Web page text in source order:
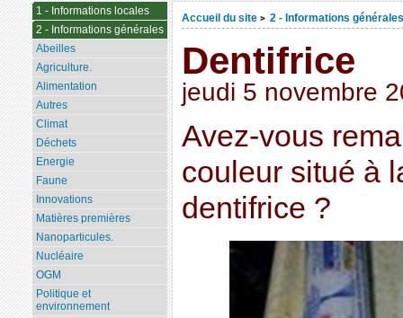
Accueil du site > 2 - Informations générales
Dentifrice
jeudi 5 novembre
Avez-vous
couleur situé à
dentifrice ?
1 - Informations locales
2 - Informations générales
Abeilles
Agriculture.
Alimentation
Autres
Climat
Déchets
Energie
Faune
Innovations
Matières premières
Nanoparticules.
Nucléaire
OGM
Politique et
environnement